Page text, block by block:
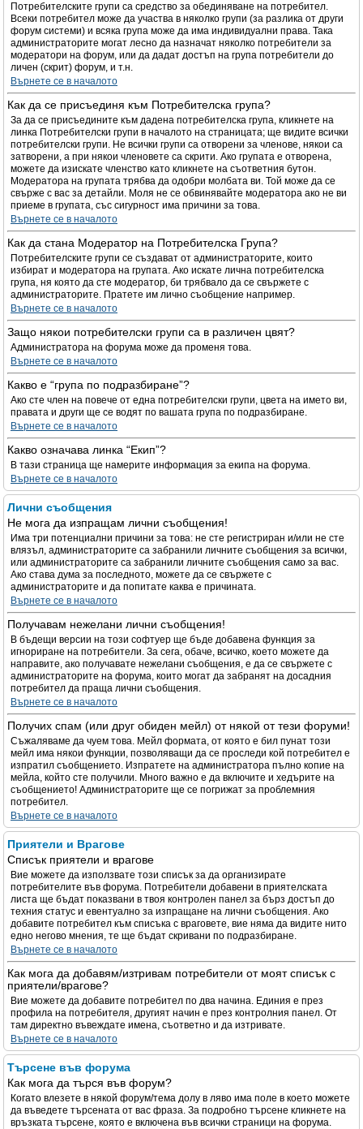
Потребителските групи са средство за обединяване на потребител.
Всеки потребител може да участва в няколко групи (за разлика от други
форум системи) и всяка група може да има индивидуални права. Така
администраторите могат лесно да назначат няколко потребители за
модератори на форум, или да дадат достъп на група потребители до
личен (скрит) форум, и т.н.
Върнете се в началото
Как да се присъединя към Потребителска група?
За да се присъедините към дадена потребителска група, кликнете на
линка Потребителски групи в началото на страницата; ще видите всички
потребителски групи. Не всички групи са отворени за членове, някои са
затворени, а при някои членовете са скрити. Ако групата е отворена,
можете да изискате членство като кликнете на съответния бутон.
Модератора на групата трябва да одобри молбата ви. Той може да се
свърже с вас за детайли. Моля не се обвинявайте модератора ако не ви
приеме в групата, със сигурност има причини за това.
Върнете се в началото
Как да стана Модератор на Потребителска Група?
Потребителските групи се създават от администраторите, които
избират и модератора на групата. Ако искате лична потребителска
група, ня която да сте модератор, би трябвало да се свържете с
администраторите. Пратете им лично съобщение например.
Върнете се в началото
Защо някои потребителски групи са в различен цвят?
Администратора на форума може да променя това.
Върнете се в началото
Какво е “група по подразбиране”?
Ако сте член на повече от една потребителски групи, цвета на името ви,
правата и други ще се водят по вашата група по подразбиране.
Върнете се в началото
Какво означава линка “Екип”?
В тази страница ще намерите информация за екипа на форума.
Върнете се в началото
Лични съобщения
Не мога да изпращам лични съобщения!
Има три потенциални причини за това: не сте регистриран и/или не сте
влязъл, администраторите са забранили личните съобщения за всички,
или администраторите са забранили личните съобщения само за вас.
Ако става дума за последното, можете да се свържете с
администраторите и да попитате каква е причината.
Върнете се в началото
Получавам нежелани лични съобщения!
В бъдещи версии на този софтуер ще бъде добавена функция за
игнориране на потребители. За сега, обаче, всичко, което можете да
направите, ако получавате нежелани съобщения, е да се свържете с
администраторите на форума, които могат да забранят на досадния
потребител да праща лични съобщения.
Върнете се в началото
Получих спам (или друг обиден мейл) от някой от тези форуми!
Съжаляваме да чуем това. Мейл формата, от която е бил пунат този
мейл има някои функции, позволяващи да се проследи кой потребител е
изпратил съобщението. Изпратете на администратора пълно копие на
мейла, който сте получили. Много важно е да включите и хедърите на
съобщението! Администраторите ще се погрижат за проблемния
потребител.
Върнете се в началото
Приятели и Врагове
Списък приятели и врагове
Вие можете да използвате този списък за да организирате
потребителите във форума. Потребители добавени в приятелската
листа ще бъдат показвани в твоя контролен панел за бърз достъп до
техния статус и евентуално за изпращане на лични съобщения. Ако
добавите потребител към списъка с враговете, вие няма да видите нито
едно негово мнения, те ще бъдат скривани по подразбиране.
Върнете се в началото
Как мога да добавям/изтривам потребители от моят списък с
приятели/врагове?
Вие можете да добавите потребител по два начина. Единия е през
профила на потребителя, другият начин е през контролния панел. От
там директно въвеждате имена, съответно и да изтривате.
Върнете се в началото
Търсене във форума
Как мога да търся във форум?
Когато влезете в някой форум/тема долу в ляво има поле в което можете
да въведете търсената от вас фраза. За подробно търсене кликнете на
връзката търсене, която е включена във всички страници на форума.